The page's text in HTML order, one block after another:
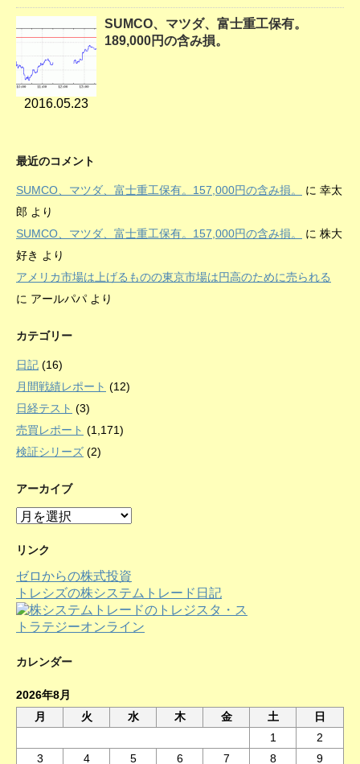
2016.05.23
SUMCO、マツダ、富士重工保有。
189,000円の含み損。
最近のコメント
SUMCO、マツダ、富士重工保有。157,000円の含み損。 に 幸太
郎 より
SUMCO、マツダ、富士重工保有。157,000円の含み損。
に 株大
好き より
アメリカ市場は上げるものの東京市場は円高のために売られる
に アールパパ より
カテゴリー
日記 (16)
月間戦績レポート (12)
日経テスト (3)
売買レポート (1,171)
検証シリーズ (2)
アーカイブ
ア
カ
ブ
リンク
ゼロからの株式投資
トレシズの株システムトレード日記
カレンダー
2026年8月
月
火 水 木 金 土
日
1
2
3
4 5 6 7 8 9